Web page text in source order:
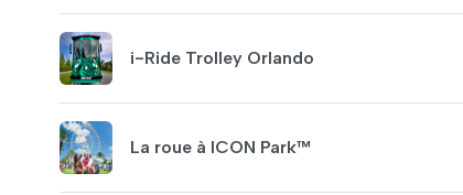
i-Ride Trolley Orlando
La roue à ICON Park™